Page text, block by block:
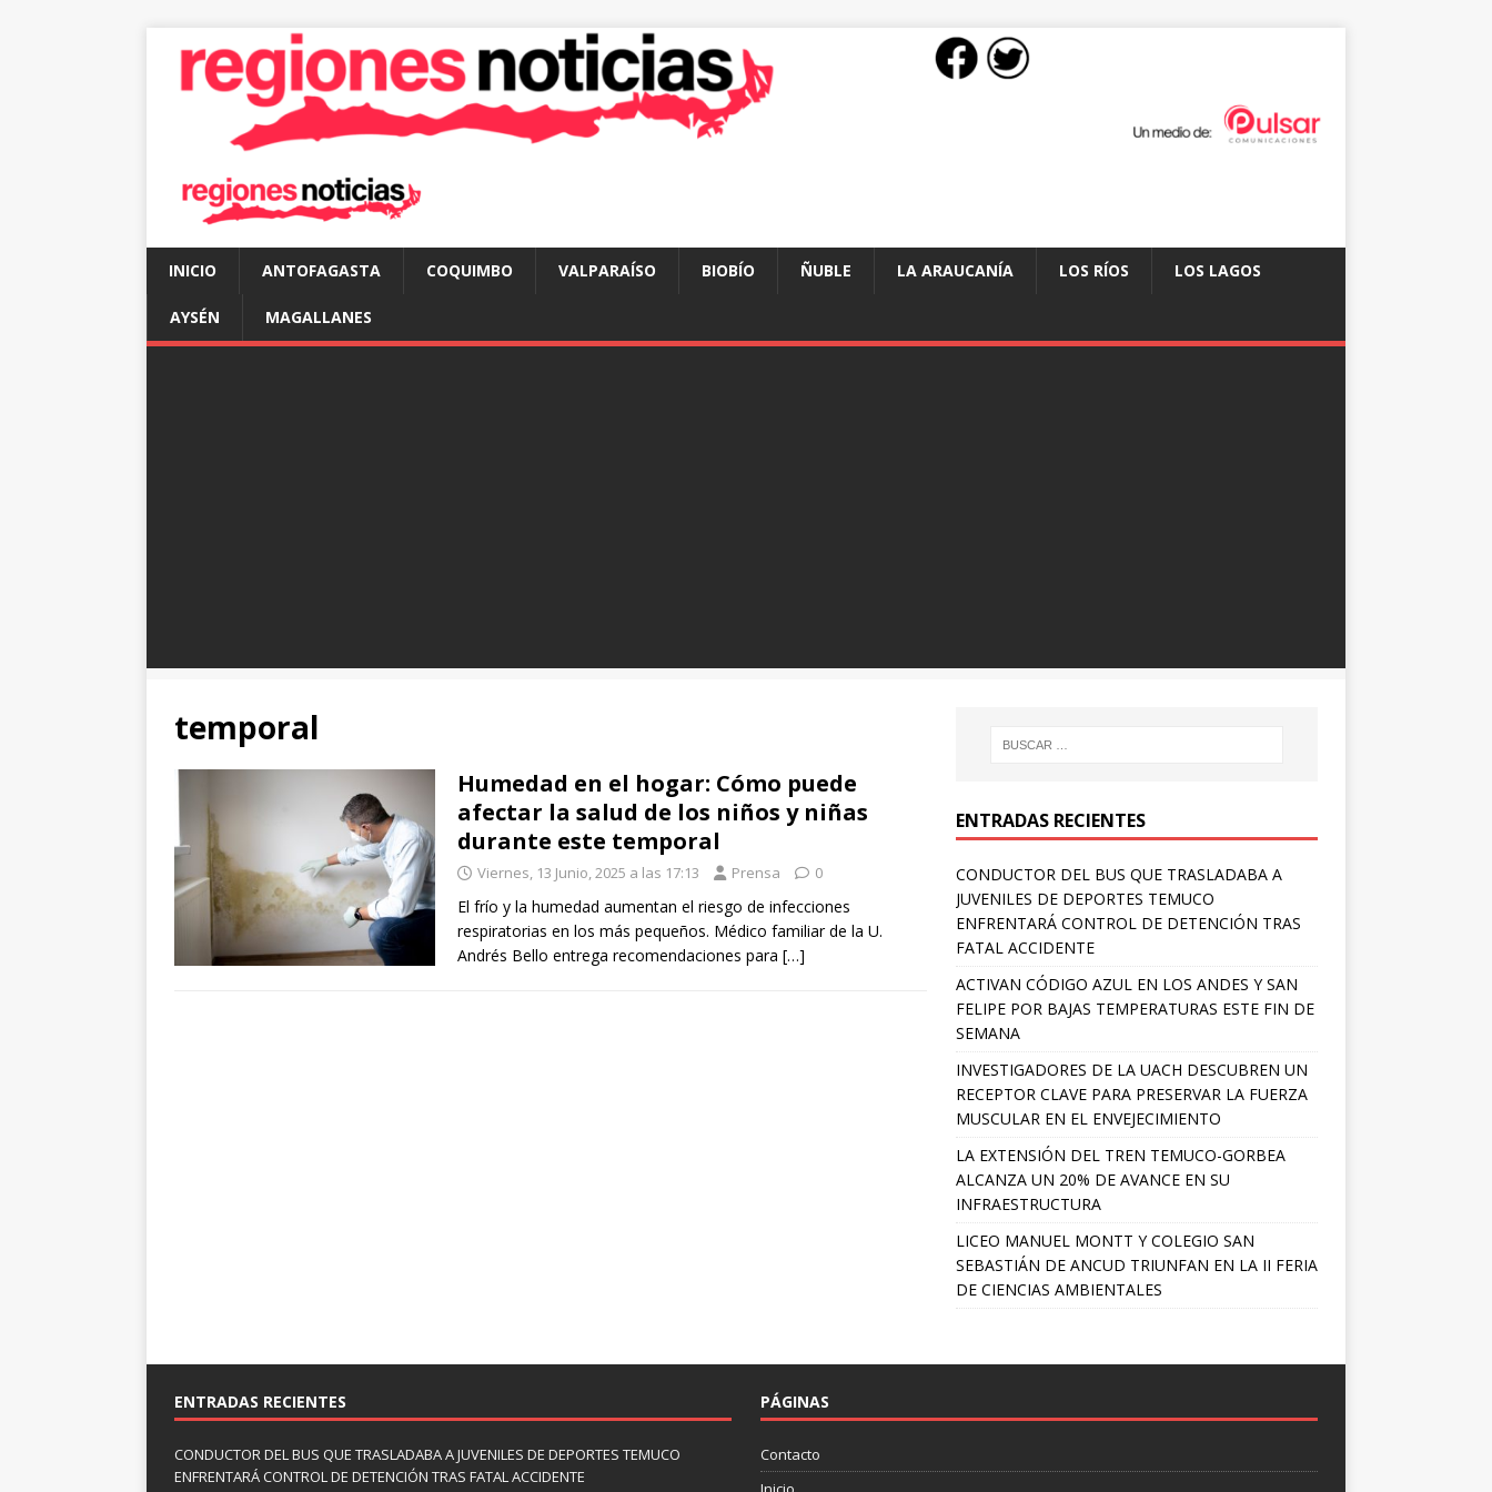
INICIO ANTOFAGASTA COQUIMBO VALPARAÍSO BIOBÍO ÑUBLE LA ARAUCANÍA LOS RÍOS LOS LAGOS
AYSÉN MAGALLANES
temporal
Humedad en el hogar: Cómo puede
afectar la salud de los niños y niñas
durante este temporal
Viernes, 13 Junio, 2025 a las 17:13 Prensa 0
El frío y la humedad aumentan el riesgo de infecciones
respiratorias en los más pequeños. Médico familiar de la U.
Andrés Bello entrega recomendaciones para […]
ENTRADAS RECIENTES
CONDUCTOR DEL BUS QUE TRASLADABA A
JUVENILES DE DEPORTES TEMUCO
ENFRENTARÁ CONTROL DE DETENCIÓN TRAS
FATAL ACCIDENTE
ACTIVAN CÓDIGO AZUL EN LOS ANDES Y SAN
FELIPE POR BAJAS TEMPERATURAS ESTE FIN DE
SEMANA
INVESTIGADORES DE LA UACH DESCUBREN UN
RECEPTOR CLAVE PARA PRESERVAR LA FUERZA
MUSCULAR EN EL ENVEJECIMIENTO
LA EXTENSIÓN DEL TREN TEMUCO-GORBEA
ALCANZA UN 20% DE AVANCE EN SU
INFRAESTRUCTURA
LICEO MANUEL MONTT Y COLEGIO SAN
SEBASTIÁN DE ANCUD TRIUNFAN EN LA II FERIA
DE CIENCIAS AMBIENTALES
ENTRADAS RECIENTES
CONDUCTOR DEL BUS QUE TRASLADABA A JUVENILES DE DEPORTES TEMUCO
ENFRENTARÁ CONTROL DE DETENCIÓN TRAS FATAL ACCIDENTE
PÁGINAS
Contacto